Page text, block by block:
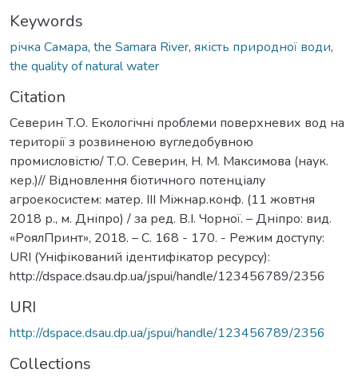
Keywords
річка Самара, the Samara River, якість природної води,
the quality of natural water
Citation
Северин Т.О. Екологічні проблеми поверхневих вод на
території з розвиненою вугледобувною
промисловістю/ Т.О. Северин, Н. М. Максимова (наук.
кер.)// Відновлення біотичного потенціалу
агроекосистем: матер. ІІІ Міжнар.конф. (11 жовтня
2018 р., м. Дніпро) / за ред. В.І. Чорної. – Дніпро: вид.
«РоялПринт», 2018. – С. 168 - 170. - Режим доступу:
URI (Уніфікований ідентифікатор ресурсу):
http://dspace.dsau.dp.ua/jspui/handle/123456789/2356
URI
http://dspace.dsau.dp.ua/jspui/handle/123456789/2356
Collections